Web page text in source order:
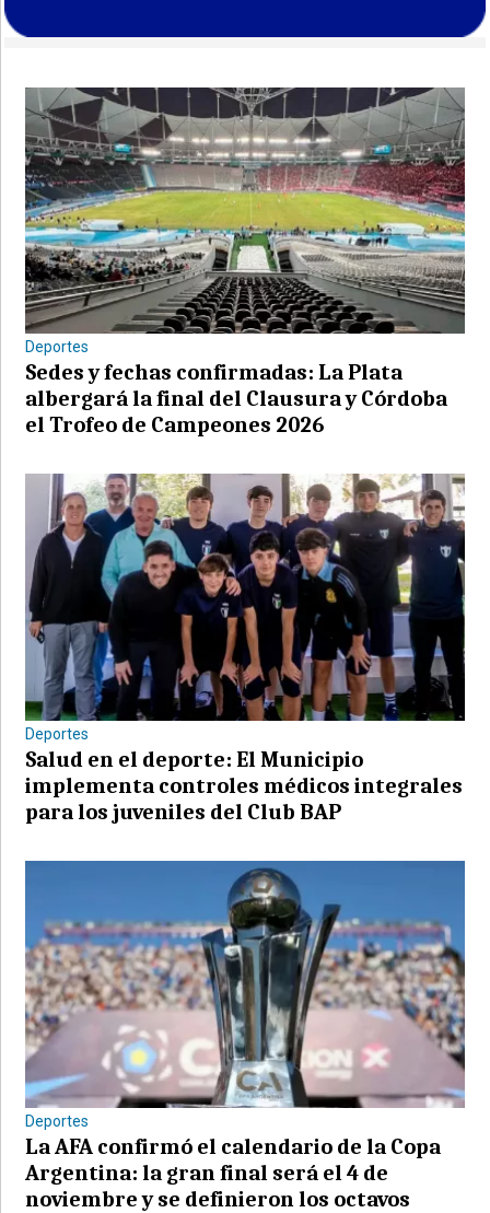
Deportes
Sedes y fechas confirmadas: La Plata
albergará la final del Clausura y Córdoba
el Trofeo de Campeones 2026
Deportes
Salud en el deporte: El Municipio
implementa controles médicos integrales
para los juveniles del Club BAP
Deportes
La AFA confirmó el calendario de la Copa
Argentina: la gran final será el 4 de
noviembre y se definieron los octavos